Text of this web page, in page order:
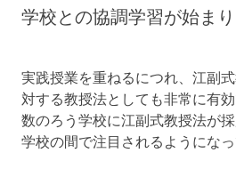
学校との協調学習が始まり
実践授業を重ねるにつれ、江副
対する教授法としても非常に有
数のろう学校に江副式教授法が
学校の間で注目されるようになっ